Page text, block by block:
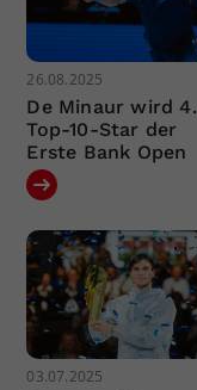
26.08.2025
De Minaur wird 4.
Top-10-Star der
Erste Bank Open
03.07.2025